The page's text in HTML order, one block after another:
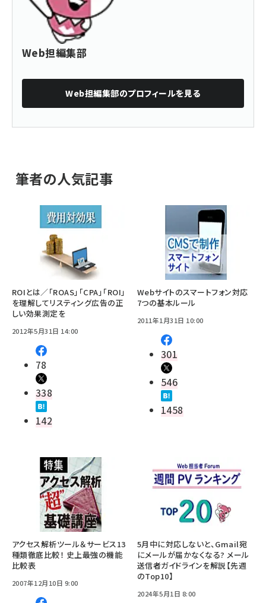
Web担編集部
Web担編集部のプロフィールを見る
筆者の人気記事
ROIとは／「ROAS」「CPA」「ROI」
を理解してリスティング広告の正
しい効果測定を
2012年5月31日 14:00
78
338
142
Webサイトのスマートフォン対応
7つの基本ルール
2011年1月31日 10:00
301
546
1458
アクセス解析ツール＆サービス13
種類徹底比較！ 史上最強の機能
比較表
2007年12月10日 9:00
5月中に対応しないと、Gmail宛
にメールが届かなくなる? メール
送信者ガイドラインを解説【先週
のTop10】
2024年5月1日 8:00